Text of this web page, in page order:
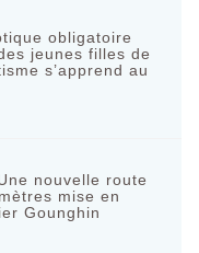
obligatoire
jeunes filles de
s’apprend au
nouvelle route
mise en
Gounghin